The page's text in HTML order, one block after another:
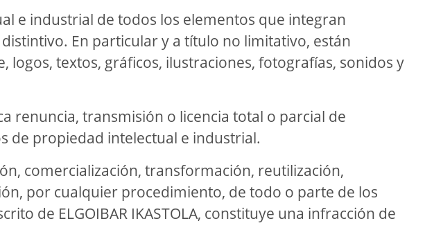
e industrial de todos los elementos que integran
En particular y a título no limitativo, están
textos, gráficos, ilustraciones, fotografías, sonidos y
renuncia, transmisión o licencia total o parcial de
de propiedad intelectual e industrial.
comercialización, transformación, reutilización,
por cualquier procedimiento, de todo o parte de los
de ELGOIBAR IKASTOLA, constituye una infracción de